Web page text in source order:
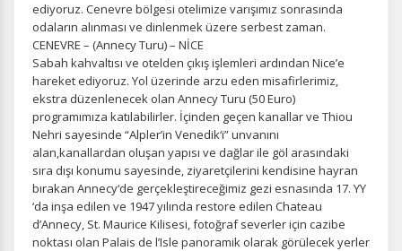
ediyoruz. Cenevre bölgesi otelimize varışımız sonrasında
odaların alınması ve dinlenmek üzere serbest zaman.
CENEVRE – (Annecy Turu) – NİCE
Sabah kahvaltısı ve otelden çıkış işlemleri ardından Nice’e
hareket ediyoruz. Yol üzerinde arzu eden misafirlerimiz,
ekstra düzenlenecek olan Annecy Turu (50 Euro)
programımıza katılabilirler. İçinden geçen kanallar ve Thiou
Nehri sayesinde “Alpler’in Venedik‘i” unvanını
alan,kanallardan oluşan yapısı ve dağlar ile göl arasındaki
sıra dışı konumu sayesinde, ziyaretçilerini kendisine hayran
bırakan Annecy‘de gerçekleştireceğimiz gezi esnasında 17. YY
‘da inşa edilen ve 1947 yılında restore edilen Chateau
d’Annecy, St. Maurice Kilisesi, fotoğraf severler için cazibe
noktası olan Palais de l’Isle panoramik olarak görülecek yerler